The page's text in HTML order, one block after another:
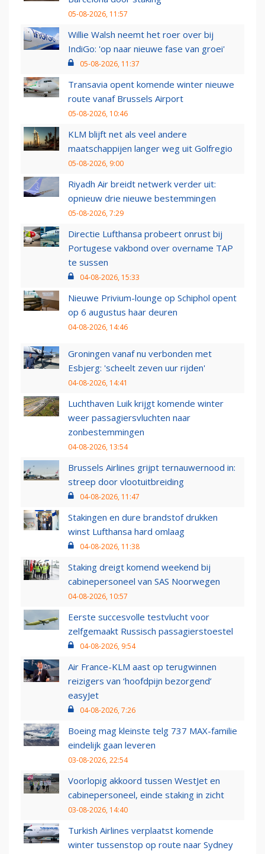
05-08-2026, 11:57
Willie Walsh neemt het roer over bij
IndiGo: 'op naar nieuwe fase van groei'
05-08-2026, 11:37
Transavia opent komende winter nieuwe
route vanaf Brussels Airport
05-08-2026, 10:46
KLM blijft net als veel andere
maatschappijen langer weg uit Golfregio
05-08-2026, 9:00
Riyadh Air breidt netwerk verder uit:
opnieuw drie nieuwe bestemmingen
05-08-2026, 7:29
Directie Lufthansa probeert onrust bij
Portugese vakbond over overname TAP
te sussen
04-08-2026, 15:33
Nieuwe Privium-lounge op Schiphol opent
op 6 augustus haar deuren
04-08-2026, 14:46
Groningen vanaf nu verbonden met
Esbjerg: 'scheelt zeven uur rijden'
04-08-2026, 14:41
Luchthaven Luik krijgt komende winter
weer passagiersvluchten naar
zonbestemmingen
04-08-2026, 13:54
Brussels Airlines grijpt ternauwernood in:
streep door vlootuitbreiding
04-08-2026, 11:47
Stakingen en dure brandstof drukken
winst Lufthansa hard omlaag
04-08-2026, 11:38
Staking dreigt komend weekend bij
cabinepersoneel van SAS Noorwegen
04-08-2026, 10:57
Eerste succesvolle testvlucht voor
zelfgemaakt Russisch passagierstoestel
04-08-2026, 9:54
Air France-KLM aast op terugwinnen
reizigers van ‘hoofdpijn bezorgend’
easyJet
04-08-2026, 7:26
Boeing mag kleinste telg 737 MAX-familie
eindelijk gaan leveren
03-08-2026, 22:54
Voorlopig akkoord tussen WestJet en
cabinepersoneel, einde staking in zicht
03-08-2026, 14:40
Turkish Airlines verplaatst komende
winter tussenstop op route naar Sydney